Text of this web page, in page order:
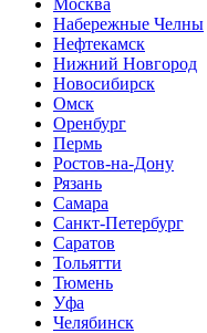
Набережные Челны
Нефтекамск
Нижний Новгород
Новосибирск
Омск
Оренбург
Пермь
Ростов-на-Дону
Рязань
Самара
Санкт-Петербург
Саратов
Тольятти
Тюмень
Уфа
Челябинск